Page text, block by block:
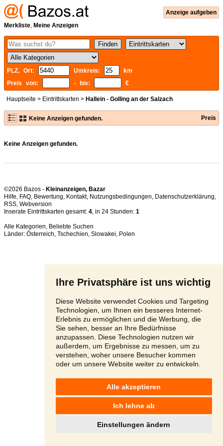
Ihre Privatsphäre ist uns wichtig
Diese Website verwendet Cookies und Targeting
Technologien, um Ihnen ein besseres Internet-
Erlebnis zu ermöglichen und die Werbung, die
Sie sehen, besser an Ihre Bedürfnisse
anzupassen. Diese Technologien nutzen wir
außerdem, um Ergebnisse zu messen, um zu
verstehen, woher unsere Besucher kommen
oder um unsere Website weiter zu entwickeln.
Alle akzeptieren
Ich lehne ab
Einstellungen ändern
Anzeige aufgeben
Merkliste, Meine Anzeigen
PLZ, Ort: Umkreis:
km
Preis von:
- bis: €
Hauptseite > Eintrittskarten > Hallein - Golling an der Salzach
Keine Anzeigen gefunden. Preis
Keine Anzeigen gefunden.
©2026 Bazos - Kleinanzeigen, Bazar
Hilfe, FAQ, Bewertung, Kontakt, Nutzungsbedingungen, Datenschutzerklärung,
RSS,
Inserate Eintrittskarten gesamt: 4, in 24 Stunden: 1
Alle Kategorien, Beliebte Suchen
Länder: Österreich, Tschechien, Slowakei, Polen